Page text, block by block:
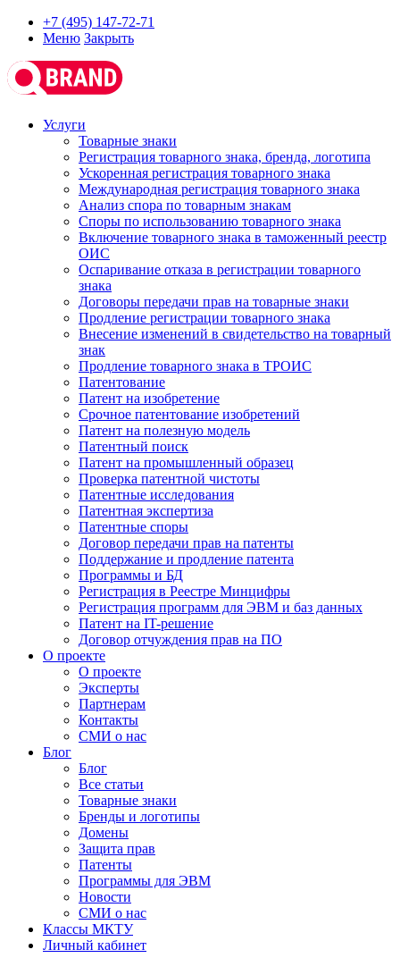
+7 (495) 147-72-71
Меню Закрыть
Услуги
Товарные знаки
Регистрация товарного знака, бренда, логотипа
Ускоренная регистрация товарного знака
Международная регистрация товарного знака
Анализ спора по товарным знакам
Споры по использованию товарного знака
Включение товарного знака в таможенный реестр
ОИС
Оспаривание отказа в регистрации товарного
знака
Договоры передачи прав на товарные знаки
Продление регистрации товарного знака
Внесение изменений в свидетельство на товарный
знак
Продление товарного знака в ТРОИС
Патентование
Патент на изобретение
Срочное патентование изобретений
Патент на полезную модель
Патентный поиск
Патент на промышленный образец
Проверка патентной чистоты
Патентные исследования
Патентная экспертиза
Патентные споры
Договор передачи прав на патенты
Поддержание и продление патента
Программы и БД
Регистрация в Реестре Минцифры
Регистрация программ для ЭВМ и баз данных
Патент на IT-решение
Договор отчуждения прав на ПО
О проекте
О проекте
Эксперты
Партнерам
Контакты
СМИ о нас
Блог
Блог
Все статьи
Товарные знаки
Бренды и логотипы
Домены
Защита прав
Патенты
Программы для ЭВМ
Новости
СМИ о нас
Классы МКТУ
Личный кабинет